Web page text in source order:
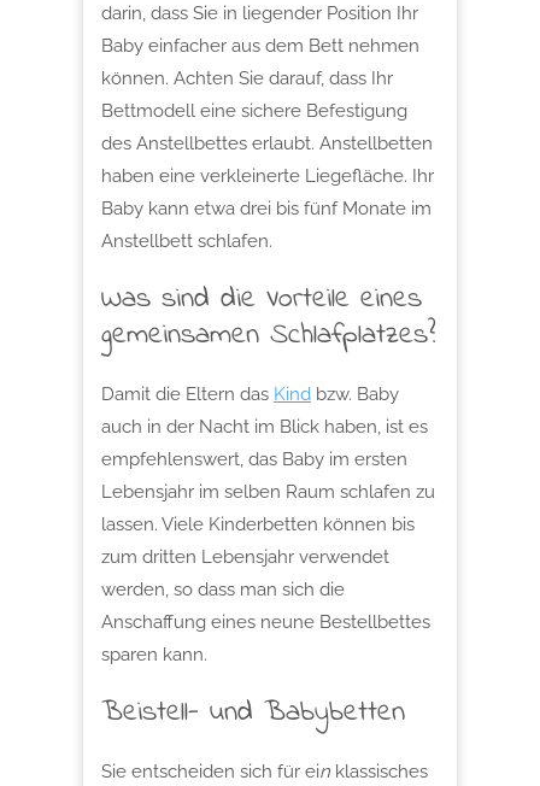
darin, dass Sie in liegender Position Ihr
Baby einfacher aus dem Bett nehmen
können. Achten Sie darauf, dass Ihr
Bettmodell eine sichere Befestigung
des Anstellbettes erlaubt. Anstellbetten
haben eine verkleinerte Liegefläche. Ihr
Baby kann etwa drei bis fünf Monate im
Anstellbett schlafen.
Was sind die Vorteile eines
gemeinsamen Schlafplatzes?
Damit die Eltern das Kind bzw. Baby
auch in der Nacht im Blick haben, ist es
empfehlenswert, das Baby im ersten
Lebensjahr im selben Raum schlafen zu
lassen. Viele Kinderbetten können bis
zum dritten Lebensjahr verwendet
werden, so dass man sich die
Anschaffung eines neune Bestellbettes
sparen kann.
Beistell- und Babybetten
Sie entscheiden sich für ein klassisches